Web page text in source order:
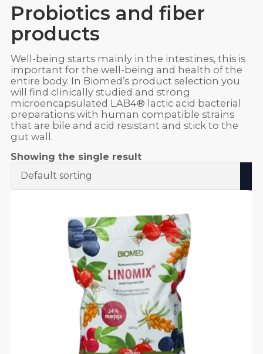
Probiotics and fiber
products
Well-being starts mainly in the intestines, this is
important for the well-being and health of the
entire body. In Biomed’s product selection you
will find clinically studied and strong
microencapsulated LAB4® lactic acid bacterial
preparations with human compatible strains
that are bile and acid resistant and stick to the
gut wall.
Showing the single result